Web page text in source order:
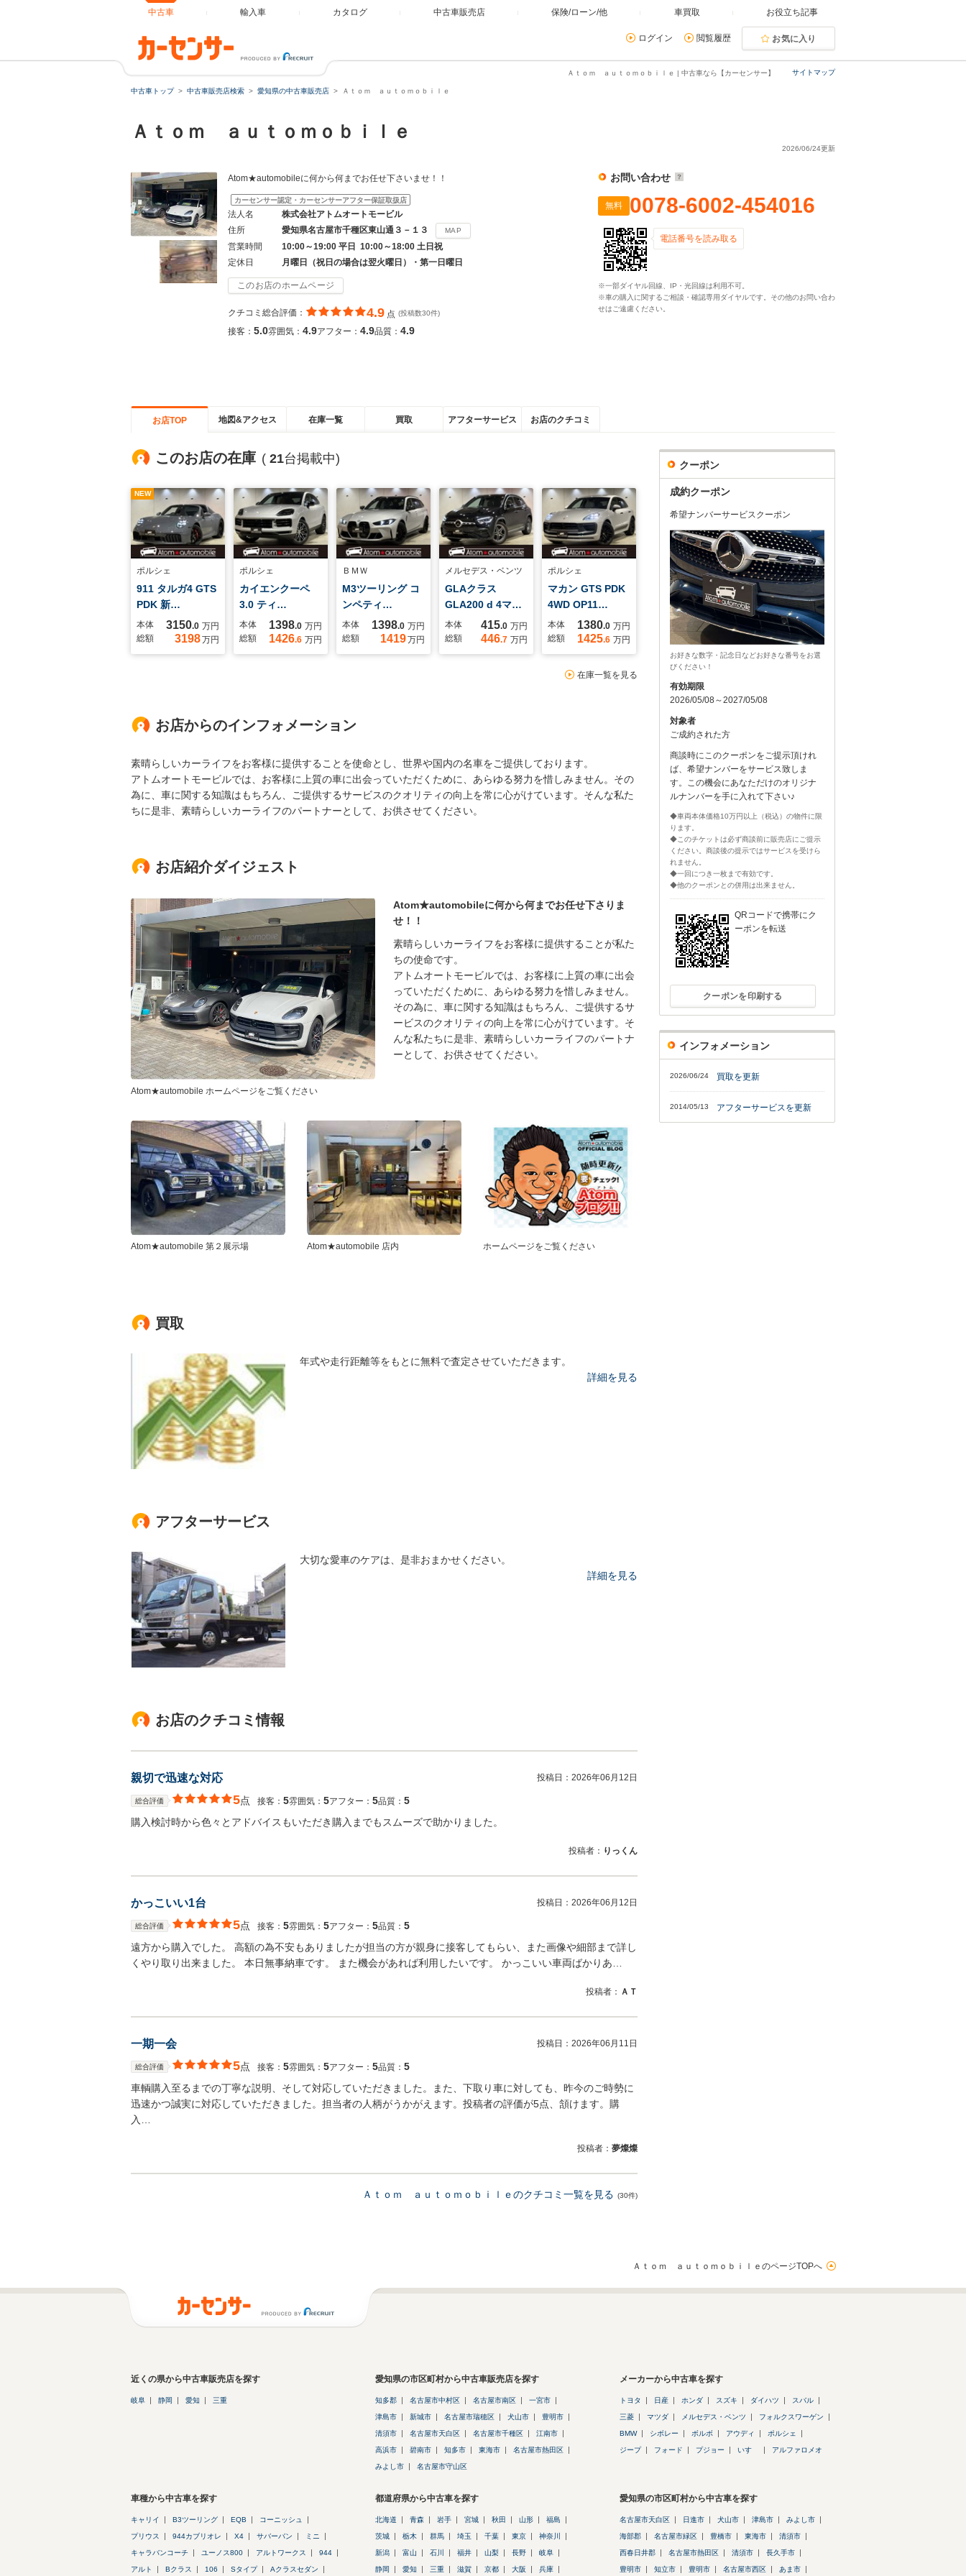
中古車 輸入車 カタログ 中古車販売店 保険/ローン/他 車買取 お役立ち記事
ログイン 閲覧履歴 お気に入り
サイトマップ
Ａｔｏｍ ａｕｔｏｍｏｂｉｌｅ | 中古車なら【カーセンサー】
中古車トップ 中古車販売店検索 愛知県の中古車販売店 Ａｔｏｍ ａｕｔｏｍｏｂｉｌｅ
Ａｔｏｍ ａｕｔｏｍｏｂｉｌｅ
2026/06/24更新
Atom★automobileに何から何までお任せ下さいませ！！
カーセンサー認定・カーセンサーアフター保証取扱店
法人名
株式会社アトムオートモービル
住所
愛知県名古屋市千種区東山通３－１３ MAP
営業時間
10:00～19:00 平日 10:00～18:00 土日祝
定休日
月曜日（祝日の場合は翌火曜日）・第一日曜日
このお店のホームページ
クチコミ総合評価： 4.9 点 (投稿数30件)
接客： 5.0雰囲気： 4.9アフター： 4.9品質： 4.9
お問い合わせ
無料 0078-6002-454016
電話番号を読み取る
※一部ダイヤル回線、IP・光回線は利用不可。
※車の購入に関するご相談・確認専用ダイヤルです。その他のお問い合わ
せはご遠慮ください。
お店TOP 地図&アクセス 在庫一覧 買取 アフターサービス お店のクチコミ
このお店の在庫 ( 21台掲載中)
NEW
ポルシェ
911 タルガ4 GTS
PDK 新…
本体 3150.0 万円
総額
3198万円
ポルシェ
カイエンクーペ
3.0 ティ…
本体 1398.0 万円
総額
1426.6 万円
ＢＭＷ
M3ツーリング コ
ンペティ…
本体 1398.0 万円
総額
1419万円
メルセデス・ベンツ
GLAクラス
GLA200 d 4マ…
本体 415.0 万円
総額
446.7 万円
ポルシェ
マカン GTS PDK
4WD OP11…
本体 1380.0 万円
総額
1425.6 万円
在庫一覧を見る
お店からのインフォメーション
素晴らしいカーライフをお客様に提供することを使命とし、世界や国内の名車をご提供しております。
アトムオートモービルでは、お客様に上質の車に出会っていただくために、あらゆる努力を惜しみません。その
為に、車に関する知識はもちろん、ご提供するサービスのクオリティの向上を常に心がけています。そんな私た
ちに是非、素晴らしいカーライフのパートナーとして、お供させてください。
お店紹介ダイジェスト
Atom★automobile ホームページをご覧ください
Atom★automobileに何から何までお任せ下さりま
せ！！
素晴らしいカーライフをお客様に提供することが私た
ちの使命です。
アトムオートモービルでは、お客様に上質の車に出会
っていただくために、あらゆる努力を惜しみません。
その為に、車に関する知識はもちろん、ご提供するサ
ービスのクオリティの向上を常に心がけています。そ
んな私たちに是非、素晴らしいカーライフのパートナ
ーとして、お供させてください。
Atom★automobile 第２展示場 Atom★automobile 店内 ホームページをご覧ください
買取
年式や走行距離等をもとに無料で査定させていただきます。
詳細を見る
アフターサービス
大切な愛車のケアは、是非おまかせください。
詳細を見る
お店のクチコミ情報
親切で迅速な対応 投稿日： 2026年06月12日
総合評価 5点 接客： 5雰囲気： 5アフター： 5品質： 5
購入検討時から色々とアドバイスもいただき購入までもスムーズで助かりました。
投稿者： りっくん
かっこいい1台 投稿日： 2026年06月12日
総合評価 5点 接客： 5雰囲気： 5アフター： 5品質： 5
遠方から購入でした。 高額の為不安もありましたが担当の方が親身に接客してもらい、また画像や細部まで詳し
くやり取り出来ました。 本日無事納車です。 また機会があれば利用したいです。 かっこいい車両ばかりあ…
投稿者： ＡＴ
一期一会 投稿日： 2026年06月11日
総合評価 5点 接客： 5雰囲気： 5アフター： 5品質： 5
車輌購入至るまでの丁寧な説明、そして対応していただきました。また、下取り車に対しても、昨今のご時勢に
迅速かつ誠実に対応していただきました。担当者の人柄がうかがえます。投稿者の評価が5点、頷けます。購
入…
投稿者： 夢燦燦
Ａｔｏｍ ａｕｔｏｍｏｂｉｌｅのクチコミ一覧を見る (30件)
クーポン
成約クーポン
希望ナンバーサービスクーポン
お好きな数字・記念日などお好きな番号をお選
びください！
有効期限
2026/05/08～2027/05/08
対象者
ご成約された方
商談時にこのクーポンをご提示頂けれ
ば、希望ナンバーをサービス致しま
す。この機会にあなただけのオリジナ
ルナンバーを手に入れて下さい♪
◆車両本体価格10万円以上（税込）の物件に限
ります。
◆このチケットは必ず商談前に販売店にご提示
ください。商談後の提示ではサービスを受けら
れません。
◆一回につき一枚まで有効です。
◆他のクーポンとの併用は出来ません。
QRコードで携帯にク
ーポンを転送
クーポンを印刷する
インフォメーション
2026/06/24 買取を更新
2014/05/13 アフターサービスを更新
Ａｔｏｍ ａｕｔｏｍｏｂｉｌｅのページTOPへ
近くの県から中古車販売店を探す
岐阜 静岡 愛知 三重
愛知県の市区町村から中古車販売店を探す
知多郡 名古屋市中村区 名古屋市南区 一宮市
津島市 新城市 名古屋市瑞穂区 犬山市 豊明市
清須市 名古屋市天白区 名古屋市千種区 江南市
高浜市 碧南市 知多市 東海市 名古屋市熱田区
みよし市 名古屋市守山区
メーカーから中古車を探す
トヨタ 日産 ホンダ スズキ ダイハツ スバル
三菱 マツダ メルセデス・ベンツ フォルクスワーゲン
BMW シボレー ボルボ アウディ ポルシェ
ジープ フォード プジョー いすゞ アルファロメオ
車種から中古車を探す
キャリイ B3ツーリング EQB コーニッシュ
プリウス 944カブリオレ X4 サバーバン ミニ
キャラバンコーチ ユーノス800 アルトワークス 944
アルト Bクラス 106 Sタイプ Aクラスセダン
都道府県から中古車を探す
北海道 青森 岩手 宮城 秋田 山形 福島
茨城 栃木 群馬 埼玉 千葉 東京 神奈川
新潟 富山 石川 福井 山梨 長野 岐阜
静岡 愛知 三重 滋賀 京都 大阪 兵庫
愛知県の市区町村から中古車を探す
名古屋市天白区 日進市 犬山市 津島市 みよし市
海部郡 名古屋市緑区 豊橋市 東海市 清須市
西春日井郡 名古屋市熱田区 清須市 長久手市
豊明市 知立市 豊明市 名古屋市西区 あま市